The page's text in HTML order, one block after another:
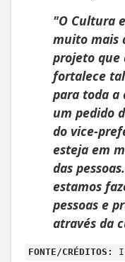
"O Cultura
muito mais
projeto que
fortalece
para toda a
um pedido
do vice-
esteja em
das
estamos
pessoas e
através da
FONTE/CRÉDITOS: